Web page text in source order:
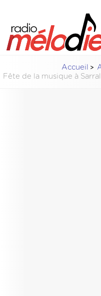
Accueil
Fête de la musique à